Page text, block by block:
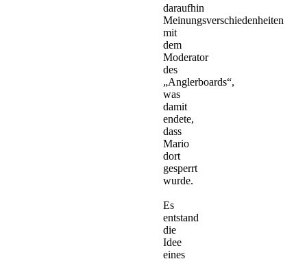
daraufhin
Meinungsverschiedenheiten
mit
dem
Moderator
des
„Anglerboards“,
was
damit
endete,
dass
Mario
dort
gesperrt
wurde.
Es
entstand
die
Idee
eines